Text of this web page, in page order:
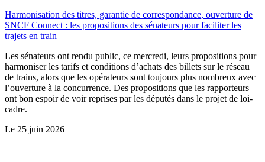
Harmonisation des titres, garantie de correspondance, ouverture de
SNCF Connect : les propositions des sénateurs pour faciliter les
trajets en train
Les sénateurs ont rendu public, ce mercredi, leurs propositions pour
harmoniser les tarifs et conditions d’achats des billets sur le réseau
de trains, alors que les opérateurs sont toujours plus nombreux avec
l’ouverture à la concurrence. Des propositions que les rapporteurs
ont bon espoir de voir reprises par les députés dans le projet de loi-
cadre.
Le 25 juin 2026